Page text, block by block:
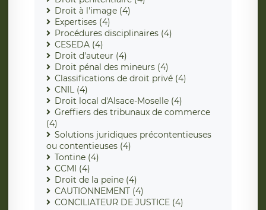
Droit à l'image (4)
Expertises (4)
Procédures disciplinaires (4)
CESEDA (4)
Droit d'auteur (4)
Droit pénal des mineurs (4)
Classifications de droit privé (4)
CNIL (4)
Droit local d'Alsace-Moselle (4)
Greffiers des tribunaux de commerce
(4)
Solutions juridiques précontentieuses
ou contentieuses (4)
Tontine (4)
CCMI (4)
Droit de la peine (4)
CAUTIONNEMENT (4)
CONCILIATEUR DE JUSTICE (4)